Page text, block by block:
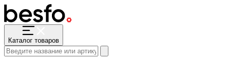
Каталог товаров